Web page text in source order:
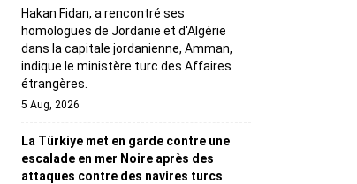
Hakan Fidan, a rencontré ses
homologues de Jordanie et d'Algérie
dans la capitale jordanienne, Amman,
indique le ministère turc des Affaires
étrangères.
5 Aug, 2026
La Türkiye met en garde contre une
escalade en mer Noire après des
attaques contre des navires turcs